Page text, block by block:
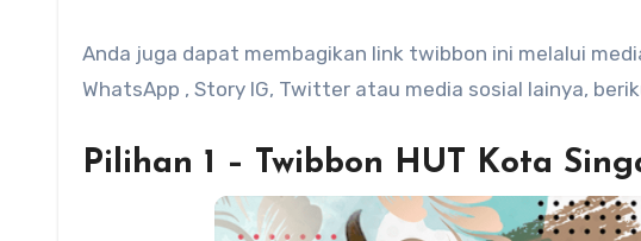
Anda juga dapat membagikan link twibbon ini melalui
WhatsApp , Story IG, Twitter atau media sosial lainya,
Pilihan 1 – Twibbon HUT Kota